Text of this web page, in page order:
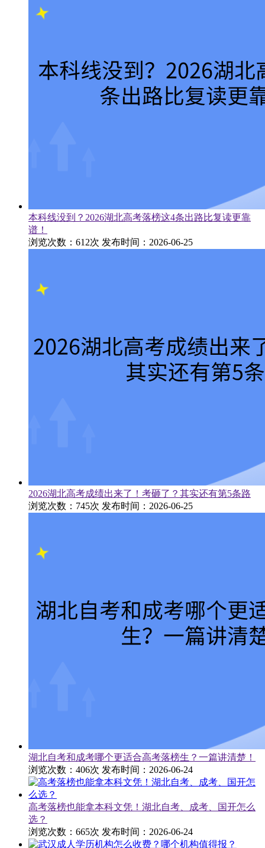
本科线没到？2026湖北高考落榜这4条出路比复读更靠
谱！
浏览次数：612次 发布时间：2026-06-25
2026湖北高考成绩出来了！考砸了？其实还有第5条路
浏览次数：745次 发布时间：2026-06-25
湖北自考和成考哪个更适合高考落榜生？一篇讲清楚！
浏览次数：406次 发布时间：2026-06-24
高考落榜也能拿本科文凭！湖北自考、成考、国开怎么
选？
浏览次数：665次 发布时间：2026-06-24